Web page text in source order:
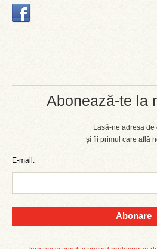
Abonează-te la
Lasă-ne adresa de
și fii primul care află
E-mail:
Abonare